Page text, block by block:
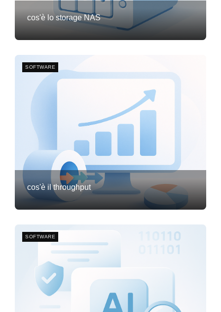
cos'è lo storage NAS
21 febbraio 2026
cos'è il throughput
Frank van Meersum 20 febbraio 2026
SOFTWARE
SOFTWARE